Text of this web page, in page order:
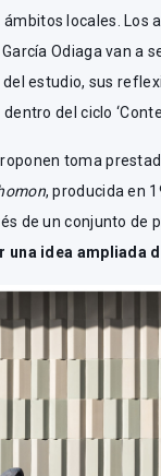
locales. Los
Odiaga van a
estudio, sus
del ciclo
toma
, producida en
de un conjunto de
una idea ampliada